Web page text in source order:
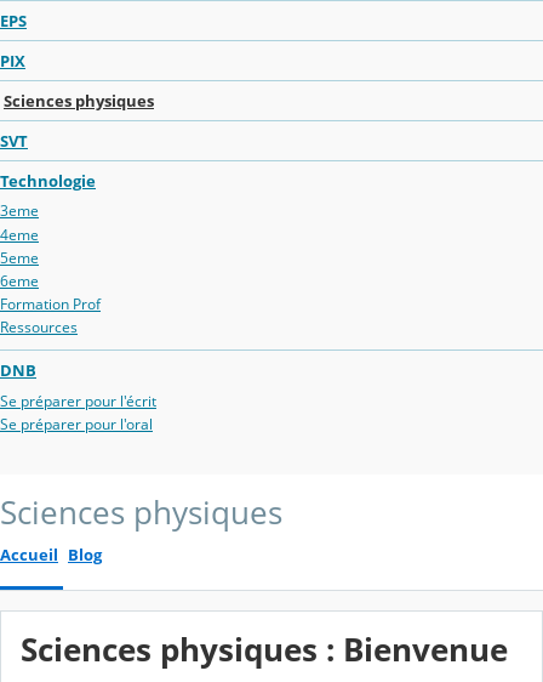
EPS
PIX
Sciences physiques
SVT
Technologie
3eme
4eme
5eme
6eme
Formation Prof
Ressources
DNB
Se préparer pour l'écrit
Se préparer pour l'oral
Sciences physiques
Accueil Blog
Sciences physiques : Bienvenue